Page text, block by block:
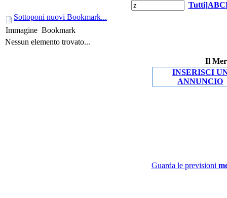
Tutti]ABC
Sottoponi nuovi Bookmark...
Immagine Bookmark
Nessun elemento trovato...
Il
INSERISCI
ANNUNCIO
Guarda le previsioni